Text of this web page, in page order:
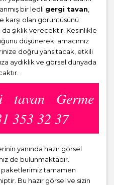
bir ledli gergi tavan
karşı olan görüntüsünü
şıklık verecektir. Kesinlikle
düşünerek; amacımız
doğru yansıtacak, etkili
aydıklık ve görsel dünyada
tavan Germe
353 32 37
yanında hazır görsel
de bulunmaktadır.
paketlerimiz tamamen
Bu hazır görsel ve sizin